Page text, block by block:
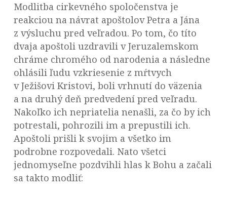
Modlitba cirkevného spoločenstva je
reakciou na návrat apoštolov Petra a Jána
z výsluchu pred veľradou. Po tom, čo títo
dvaja apoštoli uzdravili v Jeruzalemskom
chráme chromého od narodenia a následne
ohlásili ľudu vzkriesenie z mŕtvych
v Ježišovi Kristovi, boli vrhnutí do väzenia
a na druhý deň predvedení pred veľradu.
Nakoľko ich nepriatelia nenašli, za čo by ich
potrestali, pohrozili im a prepustili ich.
Apoštoli prišli k svojim a všetko im
podrobne rozpovedali. Nato všetci
jednomyseľne pozdvihli hlas k Bohu a začali
sa takto modliť: